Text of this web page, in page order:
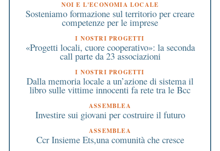
NOI E L'ECONOMIA LOCALE
Sosteniamo formazione sul territorio per creare
competenze per le imprese
I NOSTRI PROGETTI
«Progetti locali, cuore cooperativo»: la seconda
call parte da 23 associazioni
I NOSTRI PROGETTI
Dalla memoria locale a un’azione di sistema il
libro sulle vittime innocenti fa rete tra le Bcc
ASSEMBLEA
Investire sui giovani per costruire il futuro
ASSEMBLEA
Ccr Insieme Ets,una comunità che cresce